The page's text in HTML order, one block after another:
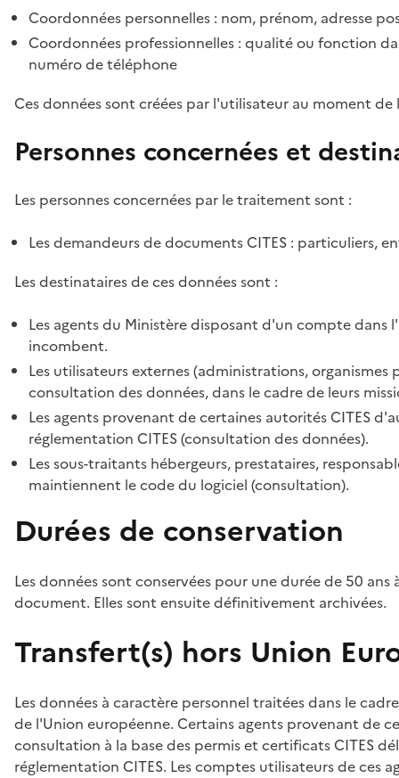
Coordonnées personnelles : nom, prénom, adresse
Coordonnées professionnelles : qualité ou fonction
numéro de téléphone
Ces données sont créées par l'utilisateur au moment
Personnes concernées et
Les personnes concernées par le traitement sont :
Les demandeurs de documents CITES : particuliers,
Les destinataires de ces données sont :
Les agents du Ministère disposant d'un compte
incombent.
Les utilisateurs externes (administrations,
consultation des données, dans le cadre de leurs
Les agents provenant de certaines autorités CITES
réglementation CITES (consultation des données).
Les sous-traitants hébergeurs, prestataires,
maintiennent le code du logiciel (consultation).
Durées de conservation
Les données sont conservées pour une durée de 50
document. Elles sont ensuite définitivement archivées.
Transfert(s) hors Union
Les données à caractère personnel traitées dans le
de l'Union européenne. Certains agents provenant de
consultation à la base des permis et certificats CITES
réglementation CITES. Les comptes utilisateurs de ces